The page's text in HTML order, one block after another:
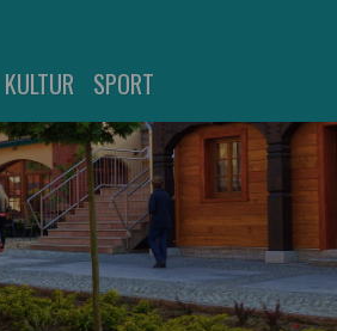
KULTUR SPORT